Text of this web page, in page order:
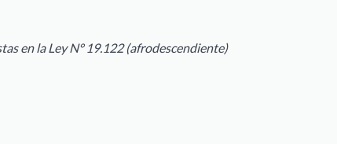
en la Ley N° 19.122 (afrodescendiente)